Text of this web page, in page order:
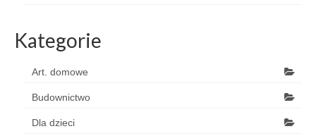
Kategorie
Art. domowe
Budownictwo
Dla dzieci